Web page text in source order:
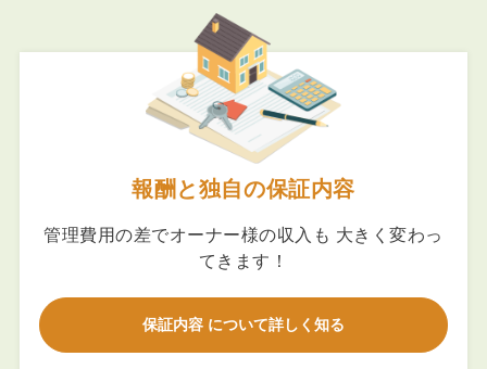
報酬と独自の保証内容
管理費用の差でオーナー様の収入も 大きく変わっ
てきます！
保証内容 について詳しく知る